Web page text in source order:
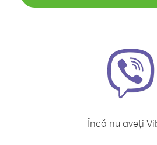
Încă nu aveți